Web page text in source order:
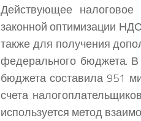
Действующее налоговое
законной оптимизации
также для получения
федерального бюджета.
бюджета составила 951
счета
используется метод